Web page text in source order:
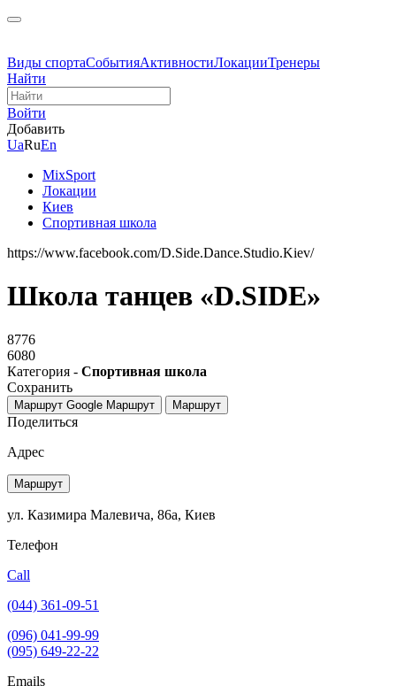
Виды спортаСобытияАктивностиЛокацииТренеры
Найти
Войти
Добавить
UaRuEn
MixSport
Локации
Киев
Спортивная школа
https://www.facebook.com/D.Side.Dance.Studio.Kiev/
Школа танцев «D.SIDE»
8776
6080
Категория - Спортивная школа
Сохранить
Маршрут Google Маршрут Маршрут
Поделиться
Адрес
Маршрут
ул. Казимира Малевича, 86а, Киев
Телефон
Call
(044) 361-09-51
(096) 041-99-99
(095) 649-22-22
Emails